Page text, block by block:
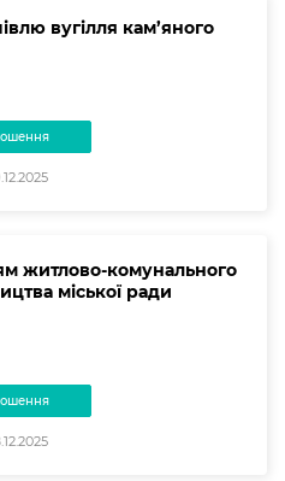
вугілля кам’яного
житлово-комунального
міської ради